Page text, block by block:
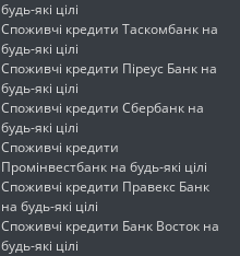
будь-які цілі
Споживчі кредити Таскомбанк на
будь-які цілі
Споживчі кредити Піреус Банк на
будь-які цілі
Споживчі кредити Сбербанк на
будь-які цілі
Споживчі кредити
Промінвестбанк на будь-які цілі
Споживчі кредити Правекс Банк
на будь-які цілі
Споживчі кредити Банк Восток на
будь-які цілі